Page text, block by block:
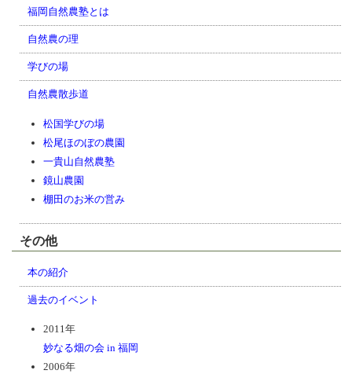
福岡自然農塾とは
自然農の理
学びの場
自然農散歩道
松国学びの場
松尾ほのぼの農園
一貴山自然農塾
鏡山農園
棚田のお米の営み
その他
本の紹介
過去のイベント
2011年
妙なる畑の会 in 福岡
2006年